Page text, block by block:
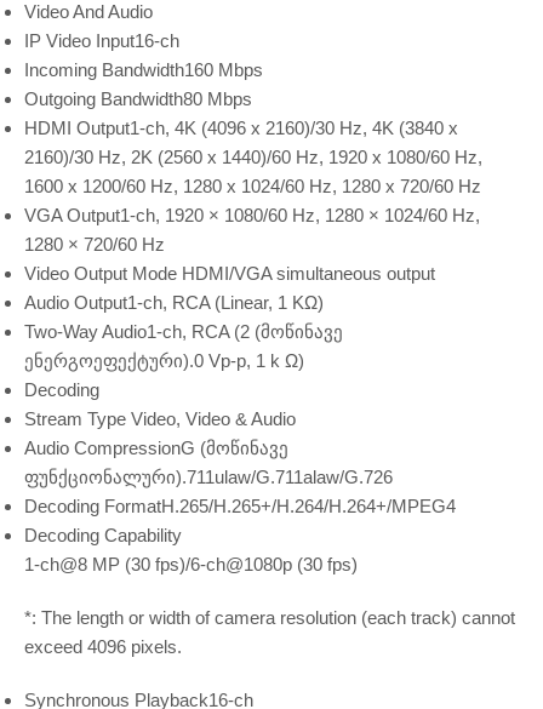
Video And Audio
IP Video Input16-ch
Incoming Bandwidth160 Mbps
Outgoing Bandwidth80 Mbps
HDMI Output1-ch, 4K (4096 x 2160)/30 Hz, 4K (3840 x
2160)/30 Hz, 2K (2560 x 1440)/60 Hz, 1920 x 1080/60 Hz,
1600 x 1200/60 Hz, 1280 x 1024/60 Hz, 1280 x 720/60 Hz
VGA Output1-ch, 1920 × 1080/60 Hz, 1280 × 1024/60 Hz,
1280 × 720/60 Hz
Video Output Mode HDMI/VGA simultaneous output
Audio Output1-ch, RCA (Linear, 1 KΩ)
Two-Way Audio1-ch, RCA (2 (მოწინავე
ენერგოეფექტური).0 Vp-p, 1 k Ω)
Decoding
Stream Type Video, Video & Audio
Audio CompressionG (მოწინავე
ფუნქციონალური).711ulaw/G.711alaw/G.726
Decoding FormatH.265/H.265+/H.264/H.264+/MPEG4
Decoding Capability
1-ch@8 MP (30 fps)/6-ch@1080p (30 fps)
*: The length or width of camera resolution (each track) cannot
exceed 4096 pixels.
Synchronous Playback16-ch